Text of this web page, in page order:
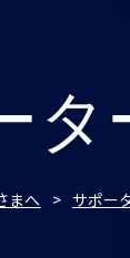
タ
まへ サポー